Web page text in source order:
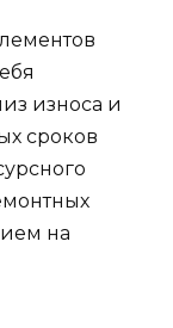
износа и
сроков
на